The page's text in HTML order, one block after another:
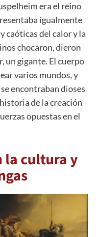
era el reino
igualmente
caóticas del calor y la
chocaron, dieron
un gigante. El cuerpo
varios mundos, y
encontraban dioses
de la creación
opuestas en el
la cultura y